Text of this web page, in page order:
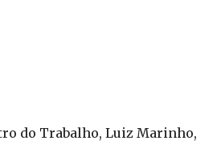
do Trabalho, Luiz Marinho,